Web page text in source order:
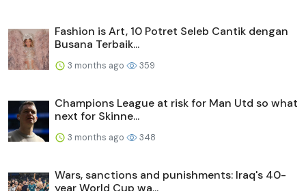
Fashion is Art, 10 Potret Seleb Cantik dengan
Busana Terbaik...
3 months ago 359
Champions League at risk for Man Utd so what
next for Skinne...
3 months ago 348
Wars, sanctions and punishments: Iraq's 40-
year World Cup wa...